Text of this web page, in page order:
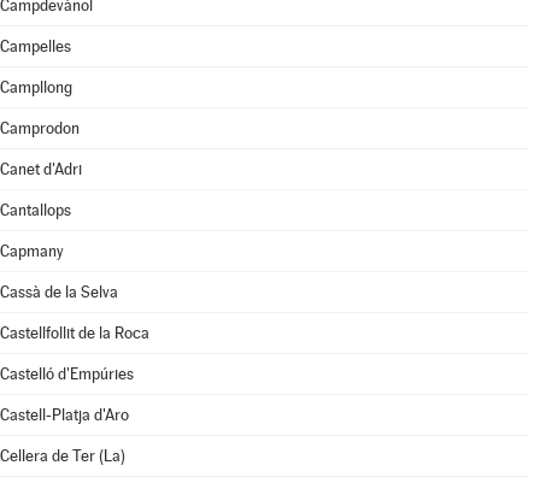
Campdevànol
Campelles
Campllong
Camprodon
Canet d'Adri
Cantallops
Capmany
Cassà de la Selva
Castellfollit de la Roca
Castelló d'Empúries
Castell-Platja d'Aro
Cellera de Ter (La)